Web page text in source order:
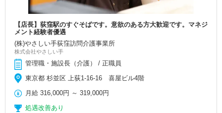
【店長】荻窪駅のすぐそばです。意欲のある方大歓迎です。マネジ
メント経験者優遇
(株)やさしい手荻窪訪問介護事業所
株式会社やさしい手
管理職・施設長（介護） / 正職員
東京都 杉並区 上荻1-16-16 喜屋ビル4階
月給 316,000円 ～319,000円
処遇改善あり